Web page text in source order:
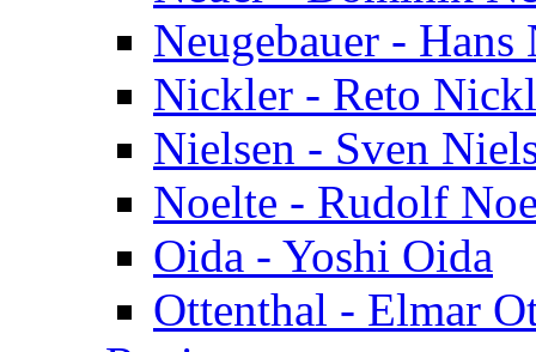
Neugebauer - Hans
Nickler - Reto
Nielsen - Sven
Noelte - Rudolf
Oida - Yoshi Oida
Ottenthal - Elmar